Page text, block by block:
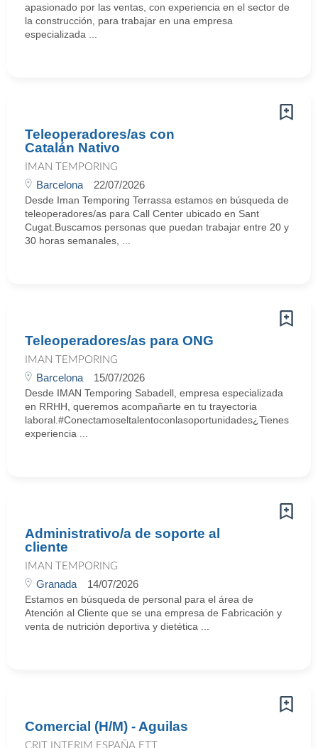
apasionado por las ventas, con experiencia en el sector de
la construcción, para trabajar en una empresa
especializada ...
Teleoperadores/as con
Catalán Nativo
IMAN TEMPORING
Barcelona 22/07/2026
Desde Iman Temporing Terrassa estamos en búsqueda de
teleoperadores/as para Call Center ubicado en Sant
Cugat.Buscamos personas que puedan trabajar entre 20 y
30 horas semanales, ...
Teleoperadores/as para ONG
IMAN TEMPORING
Barcelona 15/07/2026
Desde IMAN Temporing Sabadell, empresa especializada
en RRHH, queremos acompañarte en tu trayectoria
laboral.#Conectamoseltalentoconlasoportunidades¿Tienes
experiencia ...
Administrativo/a de soporte al
cliente
IMAN TEMPORING
Granada 14/07/2026
Estamos en búsqueda de personal para el área de
Atención al Cliente que se una empresa de Fabricación y
venta de nutrición deportiva y dietética ...
Comercial (H/M) - Aguilas
CRIT INTERIM ESPAÑA ETT